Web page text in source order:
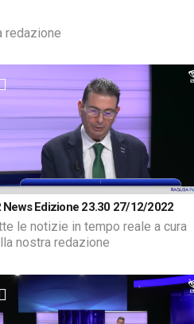
redazione
News Edizione 23.30 27/12/2022
le notizie in tempo reale a cura
nostra redazione